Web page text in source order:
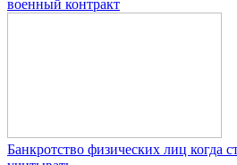
военный контракт
Банкротство физических лиц когда